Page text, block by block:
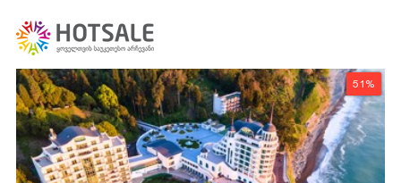
51%